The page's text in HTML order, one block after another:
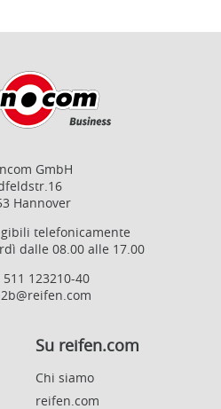
GmbH
Hannover
telefonicamente
dalle 08.00 alle 17.00
511 123210-40
Su reifen.com
Chi siamo
reifen.com